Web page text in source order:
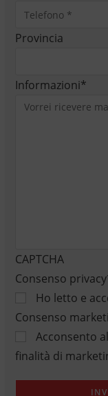
Provincia
Informazioni*
CAPTCHA
Consenso privacy
Ho letto e
Consenso
Acconsento
finalità di